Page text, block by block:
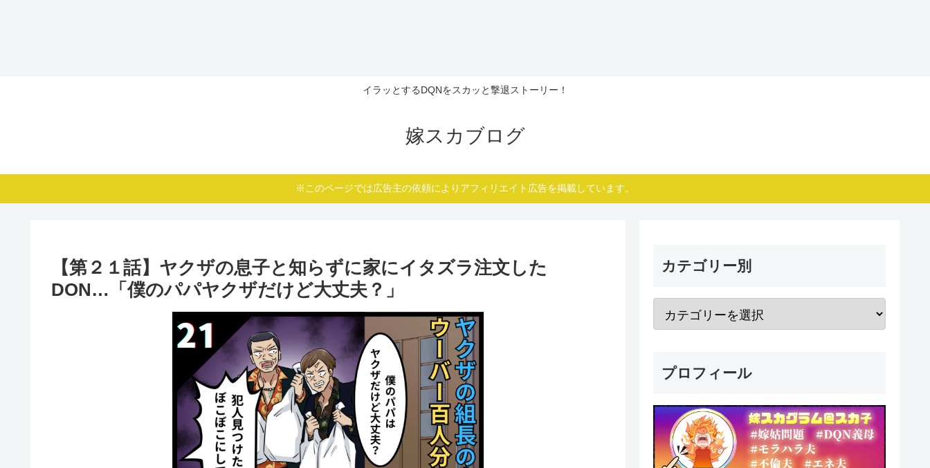
イラッとするDQNをスカッと撃退ストーリー！
嫁スカブログ
※このページでは広告主の依頼によりアフィリエイト広告を掲載しています。
【第２１話】ヤクザの息子と知らずに家にイタズラ注文した
DON…「僕のパパヤクザだけど大丈夫？」
カテゴリー別
プロフィール